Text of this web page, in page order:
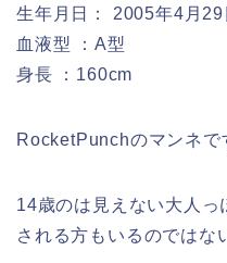
生年月日： 2005年4月29
血液型 ：A型
身長 ：160cm
RocketPunchのマンネで
14歳のは見えない大人っ
される方もいるのではな